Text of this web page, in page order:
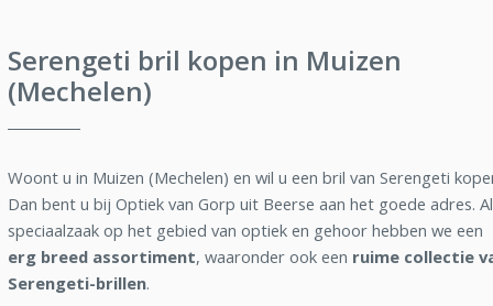
Serengeti bril kopen in Muizen
(Mechelen)
Woont u in Muizen (Mechelen) en wil u een bril van Serengeti
Dan bent u bij Optiek van Gorp uit Beerse aan het goede adres.
speciaalzaak op het gebied van optiek en gehoor hebben we een
erg breed assortiment, waaronder ook een ruime collectie
Serengeti-brillen.